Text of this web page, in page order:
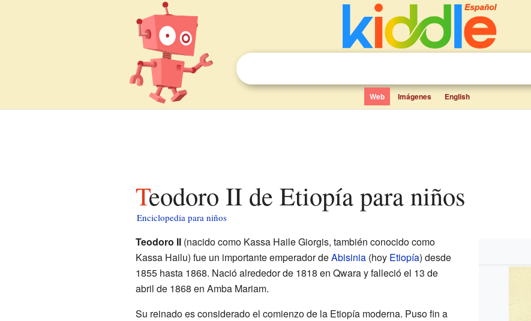
Web Imágenes English
Teodoro II de Etiopía para niños
Enciclopedia para niños
Teodoro II(nacido como Kassa Haile Giorgis, también conocido como
Kassa Hailu) fue un importante emperador deAbisinia(hoy Etiopía) desde
1855 hasta 1868. Nació alrededor de 1818 en Qwara y falleció el 13 de
abril de 1868 en Amba Mariam.
Su reinado es considerado el comienzo de la Etiopía moderna. Puso fin a